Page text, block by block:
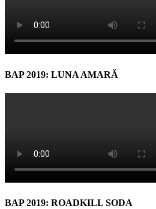
BAP 2019: LUNA AMARĂ
BAP 2019: ROADKILL SODA